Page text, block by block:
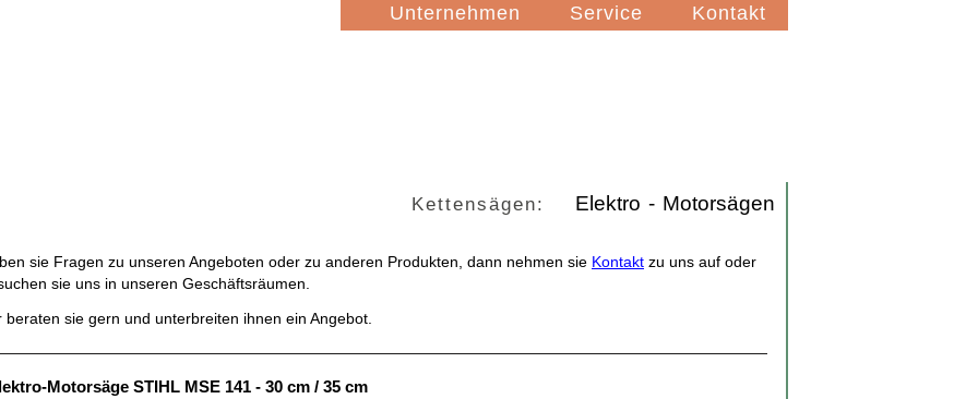
Navigation
überspringen
Unternehmen Service Kontakt
Kettensägen: Elektro - Motorsägen
sie Fragen zu unseren Angeboten oder zu anderen Produkten, dann nehmen sie Kontakt zu uns auf oder
sie uns in unseren Geschäftsräumen.
beraten sie gern und unterbreiten ihnen ein Angebot.
Motorsäge STIHL MSE 141 - 30 cm / 35 cm